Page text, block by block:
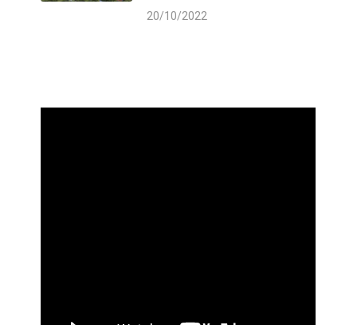
20/10/2022